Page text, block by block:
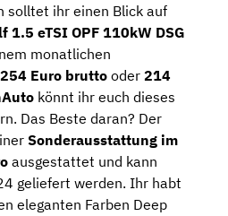
solltet ihr einen Blick auf
1.5 eTSI OPF 110kW DSG
monatlichen
254 Euro brutto oder 214
könnt ihr euch dieses
Das Beste daran? Der
Sonderausstattung im
ausgestattet und kann
geliefert werden. Ihr habt
eleganten Farben Deep